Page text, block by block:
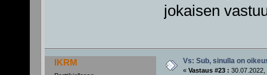
jokaisen
IKRM Vs: Sub, sinulla on
« Vastaus #23 : 30.07.2022,